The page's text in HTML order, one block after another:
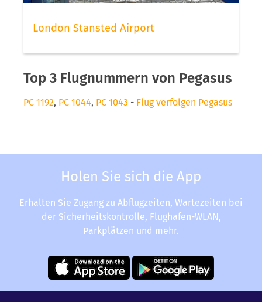
London Stansted Airport
Top 3 Flugnummern von Pegasus
PC 1192, PC 1044, PC 1043 - Flug verfolgen Pegasus
Holen Sie sich die App
Erhalten Sie Zugang zu Abflugzeiten, Wartezeiten bei
der Sicherheitskontrolle, Flughafen-WLAN,
Parkplätzen und mehr.